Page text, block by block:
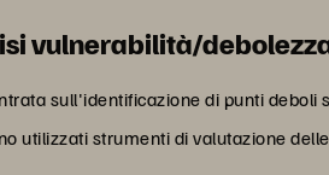
vulnerabilità/
sull'identificazione di punti
utilizzati strumenti di valutazione